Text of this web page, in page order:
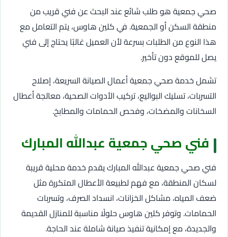
صحي جمعية هو طلب شائع عند البحث عن فني قريب من
منطقة السكن أو الجمعية. في كلين هاوس، يتم التعامل مع
هذا النوع من الطلبات بسرعة لأن العميل غالبًا يحتاج إلى فني
يصل للموقع دون تأخير.
تشمل خدمة صحي جمعية أعمال الصيانة السريعة، إصلاح
التسربات، تسليك البواليع، تركيب الأدوات الصحية، معالجة أعطال
السخانات والمضخات، وفحص الحمامات والمطابخ.
فني صحي جمعية عبدالله المبارك
فني صحي جمعية عبدالله المبارك يقدم خدمة محلية قريبة
لسكان المنطقة، مع فهم لطبيعة الأعطال المتكررة مثل
ضعف المياه، مشاكل الخزانات، انسداد الصرف، وتسربات
الحمامات. وتوفر كلين هاوس حلولًا مناسبة للمنازل القديمة
والجديدة، مع إمكانية تنفيذ صيانة شاملة عند الحاجة.